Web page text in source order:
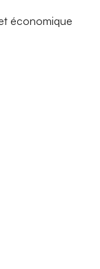
économique